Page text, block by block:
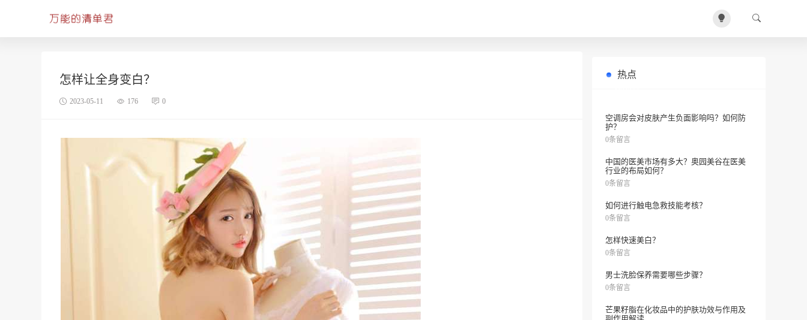
怎样让全身变白？
2023-05-11 176 0
热点
空调房会对皮肤产生负面影响吗？如何防
护？
0条留言
中国的医美市场有多大？奥园美谷在医美
行业的布局如何？
0条留言
如何进行触电急救技能考核？
0条留言
怎样快速美白？
0条留言
男士洗脸保养需要哪些步骤？
0条留言
芒果籽脂在化妆品中的护肤功效与作用及